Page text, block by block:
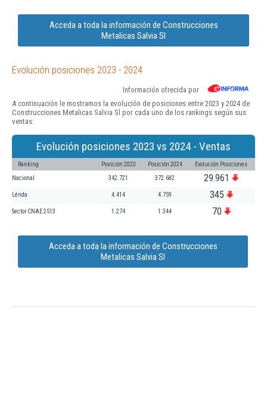
Acceda a toda la información de Construcciones
Metalicas Salvia Sl
Evolución posiciones 2023 - 2024
Información ofrecida por
A continuación le mostramos la evolución de posiciones entre 2023 y 2024 de
Construcciones Metalicas Salvia Sl por cada uno de los rankings según sus
ventas:
Evolución posiciones 2023 vs 2024 - Ventas
Ranking Posición 2023 Posición 2024 Evolución Posiciones
Nacional 342.721 372.682 29.961
Lérida 4.414 4.759 345
Sector CNAE 2513 1.274 1.344 70
Acceda a toda la información de Construcciones
Metalicas Salvia Sl